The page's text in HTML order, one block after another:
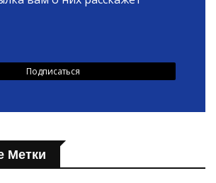
Метки